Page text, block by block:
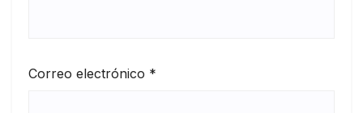
Correo electrónico *